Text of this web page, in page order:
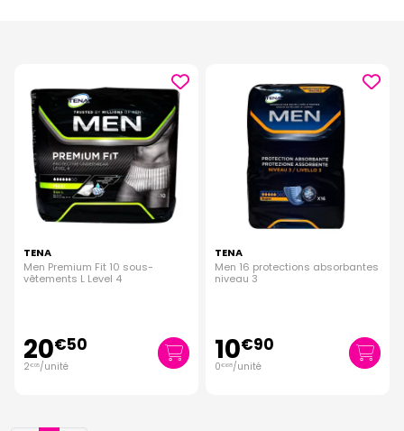
TENA
Men Premium Fit 10 sous-
vêtements L Level 4
20€50
2€05/unité
TENA
Men 16 protections absorbantes
niveau 3
10€90
0€68/unité